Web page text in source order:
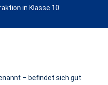
in Klasse 10
– befindet sich gut